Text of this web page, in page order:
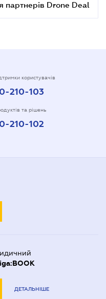
партнерів Drone Deal
користувачів
210-103
та рішень
210-102
ДЕТАЛЬНІШЕ